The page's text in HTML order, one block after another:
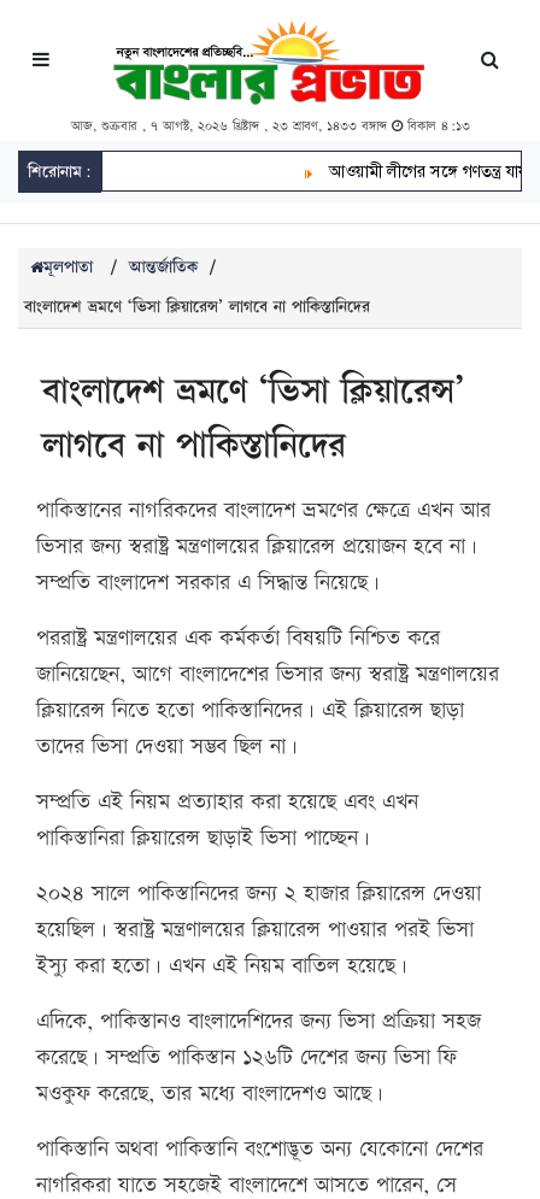
আজ, শুক্রবার , ৭ আগস্ট, ২০২৬ খ্রিষ্টাব্দ , ২৩ শ্রাবণ, ১৪৩৩ বঙ্গাব্দ বিকাল ৪:১৩
শিরোনাম: আওয়ামী লীগের সঙ্গে গণতন্ত্র যায়
মূলপাতা / আন্তর্জাতিক /
বাংলাদেশ ভ্রমণে ‘ভিসা ক্লিয়ারেন্স’ লাগবে না পাকিস্তানিদের
বাংলাদেশ ভ্রমণে ‘ভিসা ক্লিয়ারেন্স’
লাগবে না পাকিস্তানিদের
পাকিস্তানের নাগরিকদের বাংলাদেশ ভ্রমণের ক্ষেত্রে এখন আর
ভিসার জন্য স্বরাষ্ট্র মন্ত্রণালয়ের ক্লিয়ারেন্স প্রয়োজন হবে না।
সম্প্রতি বাংলাদেশ সরকার এ সিদ্ধান্ত নিয়েছে।
পররাষ্ট্র মন্ত্রণালয়ের এক কর্মকর্তা বিষয়টি নিশ্চিত করে
জানিয়েছেন, আগে বাংলাদেশের ভিসার জন্য স্বরাষ্ট্র মন্ত্রণালয়ের
ক্লিয়ারেন্স নিতে হতো পাকিস্তানিদের। এই ক্লিয়ারেন্স ছাড়া
তাদের ভিসা দেওয়া সম্ভব ছিল না।
সম্প্রতি এই নিয়ম প্রত্যাহার করা হয়েছে এবং এখন
পাকিস্তানিরা ক্লিয়ারেন্স ছাড়াই ভিসা পাচ্ছেন।
২০২৪ সালে পাকিস্তানিদের জন্য ২ হাজার ক্লিয়ারেন্স দেওয়া
হয়েছিল। স্বরাষ্ট্র মন্ত্রণালয়ের ক্লিয়ারেন্স পাওয়ার পরই ভিসা
ইস্যু করা হতো। এখন এই নিয়ম বাতিল হয়েছে।
এদিকে, পাকিস্তানও বাংলাদেশিদের জন্য ভিসা প্রক্রিয়া সহজ
করেছে। সম্প্রতি পাকিস্তান ১২৬টি দেশের জন্য ভিসা ফি
মওকুফ করেছে, তার মধ্যে বাংলাদেশও আছে।
পাকিস্তানি অথবা পাকিস্তানি বংশোদ্ভূত অন্য যেকোনো দেশের
নাগরিকরা যাতে সহজেই বাংলাদেশে আসতে পারেন, সে